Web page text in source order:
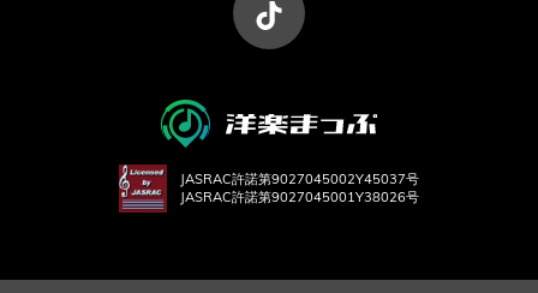
JASRAC許諾第9027045002Y45037号
JASRAC許諾第9027045001Y38026号